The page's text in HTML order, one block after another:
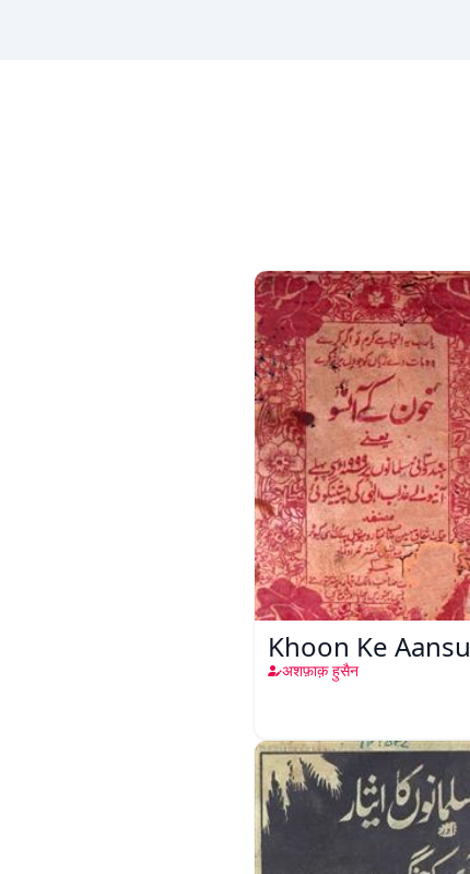
Khoon Ke Aansu
अशफ़ाक़ हुसैन